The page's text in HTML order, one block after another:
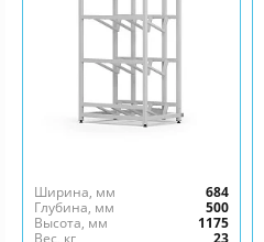
Ширина, мм
684
Глубина, мм
500
Высота, мм
1175
Вес, кг
23